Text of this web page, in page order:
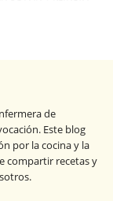
de
Este blog
por la cocina y la
compartir recetas y